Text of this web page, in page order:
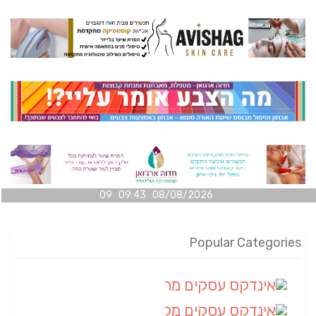
08/08/2026 09:43 09
Popular Categories